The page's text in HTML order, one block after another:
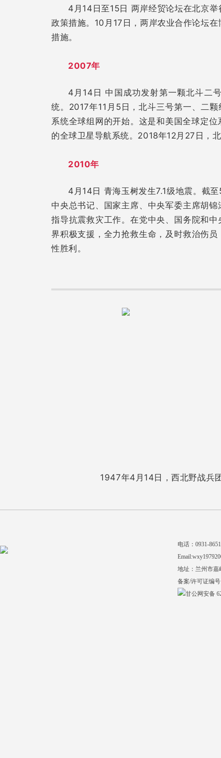
4月14日至15日 两岸经贸论坛在北京
政策措施。10月17日，两岸农业合作论坛
措施。
2007年
4月14日 中国成功发射第一颗北斗二
统。2017年11月5日，北斗三号第一、二
系统全球组网的开始。这是和美国全球定
的全球卫星导航系统。2018年12月27日，
2010年
4月14日 青海玉树发生7.1级地震。截
中央总书记、国家主席、中央军委主席胡
指导抗震救灾工作。在党中央、国务院和
界积极支援，全力抢救生命，及时救治伤
性胜利。
1947年4月14日，西北野战兵
电话：0931-
地址：兰州市嘉
备案/许可证编
甘公网安备